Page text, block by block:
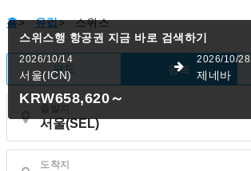
홈> 유럽> 스위스
편도 왕복
도착지
스위스행 항공권 지금 바로 검색하기
2026/10/14
서울(ICN)
2026/10/28
제네바
KRW658,620～